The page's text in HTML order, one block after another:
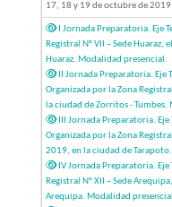
17, 18 y 19 de octubre de 2019
I Jornada Preparatoria. Eje
Registral N° VII – Sede Huaraz,
Huaraz. Modalidad presencial.
II Jornada Preparatoria. Eje
Organizada por la Zona
la ciudad de Zorritos -
III Jornada Preparatoria.
Organizada por la Zona
2019, en la ciudad de
IV Jornada Preparatoria. Eje
Registral N° XII – Sede
Arequipa. Modalidad